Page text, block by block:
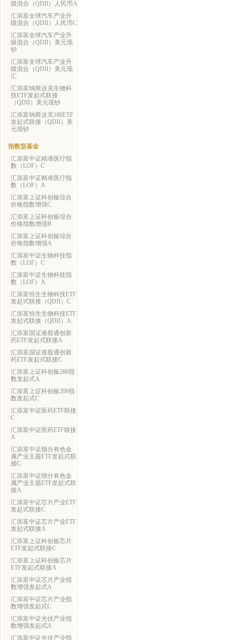
级混合（QDII）人民币A
汇添富全球汽车产业升
级混合（QDII）人民币C
汇添富全球汽车产业升
级混合（QDII）美元现
钞
汇添富全球汽车产业升
级混合（QDII）美元现
汇
汇添富纳斯达克生物科
技ETF发起式联接
（QDII）美元现钞
汇添富纳斯达克100ETF
发起式联接（QDII）美
元现钞
指数型基金
汇添富中证精准医疗指
数（LOF）C
汇添富中证精准医疗指
数（LOF）A
汇添富上证科创板综合
价格指数增强C
汇添富上证科创板综合
价格指数增强B
汇添富上证科创板综合
价格指数增强A
汇添富中证生物科技指
数（LOF）C
汇添富中证生物科技指
数（LOF）A
汇添富恒生生物科技ETF
发起式联接（QDII）C
汇添富恒生生物科技ETF
发起式联接（QDII）A
汇添富国证港股通创新
药ETF发起式联接A
汇添富国证港股通创新
药ETF发起式联接C
汇添富上证科创板200指
数发起式A
汇添富上证科创板200指
数发起式C
汇添富中证医药ETF联接
C
汇添富中证医药ETF联接
A
汇添富中证细分有色金
属产业主题ETF发起式联
接C
汇添富中证细分有色金
属产业主题ETF发起式联
接A
汇添富中证芯片产业ETF
发起式联接C
汇添富中证芯片产业ETF
发起式联接A
汇添富上证科创板芯片
ETF发起式联接C
汇添富上证科创板芯片
ETF发起式联接A
汇添富中证芯片产业指
数增强发起式A
汇添富中证芯片产业指
数增强发起式C
汇添富中证光伏产业指
数增强发起式A
汇添富中证光伏产业指